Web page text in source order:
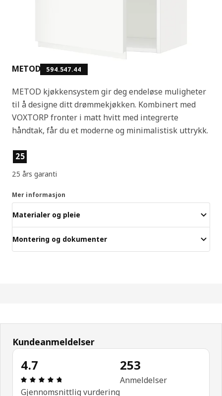
METOD 594.547.44
METOD kjøkkensystem gir deg endeløse muligheter
til å designe ditt drømmekjøkken. Kombinert med
VOXTORP fronter i matt hvitt med integrerte
håndtak, får du et moderne og minimalistisk uttrykk.
Produktfunksjoner
25
25 års garanti
Mer informasjon
Materialer og pleie
Montering og dokumenter
Kundeanmeldelser
4.7
Produktomtale: 4.7 ingen kundevurdering 5
Gjennomsnittlig vurdering
253
Anmeldelser